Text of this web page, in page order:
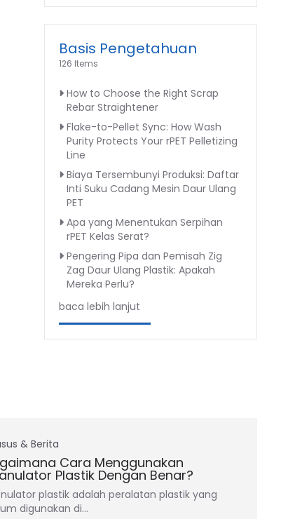
Basis Pengetahuan
126 Items
How to Choose the Right Scrap
Rebar Straightener
Flake-to-Pellet Sync: How Wash
Purity Protects Your rPET Pelletizing
Line
Biaya Tersembunyi Produksi: Daftar
Inti Suku Cadang Mesin Daur Ulang
PET
Apa yang Menentukan Serpihan
rPET Kelas Serat?
Pengering Pipa dan Pemisah Zig
Zag Daur Ulang Plastik: Apakah
Mereka Perlu?
baca lebih lanjut
& Berita
Cara Menggunakan
Plastik Dengan Benar?
plastik adalah peralatan plastik yang
digunakan di…